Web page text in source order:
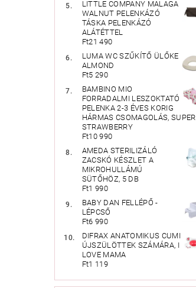
LITTLE COMPANY MALAGA
WALNUT PELENKÁZÓ
TÁSKA PELENKÁZÓ
ALÁTÉTTEL
Ft21 490
LUMA WC SZŰKÍTŐ ÜLŐKE
ALMOND
Ft5 290
BAMBINO MIO
FORRADALMI LESZOKTATÓ
PELENKA 2-3 ÉVES KORIG
HÁRMAS CSOMAGOLÁS, SUPER
STRAWBERRY
Ft10 990
AMEDA STERILIZÁLÓ
ZACSKÓ KÉSZLET A
MIKROHULLÁMÚ
SÜTŐHÖZ, 5 DB
Ft1 990
BABY DAN FELLÉPŐ -
LÉPCSŐ
Ft6 990
DIFRAX ANATOMIKUS CUMI
ÚJSZÜLÖTTEK SZÁMÁRA, I
LOVE MAMA
Ft1 119